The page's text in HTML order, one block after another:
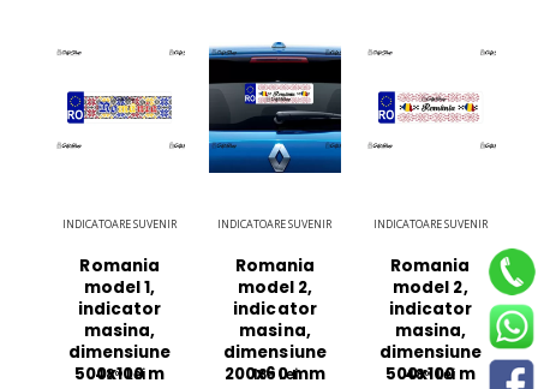
INDICATOARE SUVENIR
Romania
model 1,
indicator
masina,
dimensiune
500x100 m
4800Lei
INDICATOARE SUVENIR
Romania
model 2,
indicator
masina,
dimensiune
200x60 mm
1800Lei
INDICATOARE SUVENIR
Romania
model 2,
indicator
masina,
dimensiune
500x100 m
4800 Lei